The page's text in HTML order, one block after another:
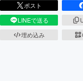
ポスト
LINEで送る
埋め込み